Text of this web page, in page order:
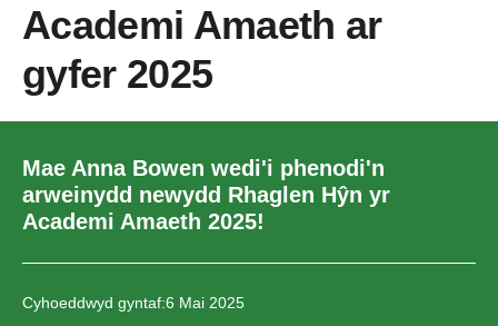
Academi Amaeth ar
gyfer 2025
Mae Anna Bowen wedi'i phenodi'n
arweinydd newydd Rhaglen Hŷn yr
Academi Amaeth 2025!
Cyhoeddwyd gyntaf:6 Mai 2025